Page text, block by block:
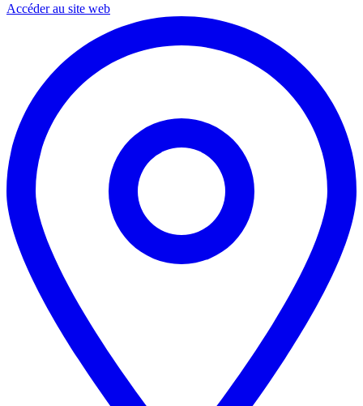
Accéder au site web